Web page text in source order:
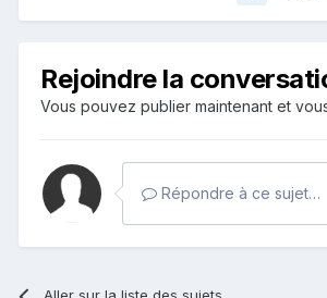
Rejoindre la
Vous pouvez publier maintenant et
Répondre à ce sujet…